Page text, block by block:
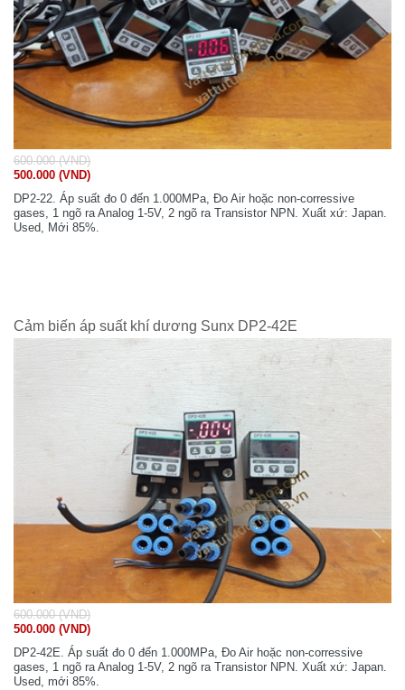
600.000 (VND)
500.000 (VND)
DP2-22. Áp suất đo 0 đến 1.000MPa, Đo Air hoặc non-corressive
gases, 1 ngõ ra Analog 1-5V, 2 ngõ ra Transistor NPN. Xuất xứ: Japan.
Used, Mới 85%.
Cảm biến áp suất khí dương Sunx DP2-42E
600.000 (VND)
500.000 (VND)
DP2-42E. Áp suất đo 0 đến 1.000MPa, Đo Air hoặc non-corressive
gases, 1 ngõ ra Analog 1-5V, 2 ngõ ra Transistor NPN. Xuất xứ: Japan.
Used, mới 85%.